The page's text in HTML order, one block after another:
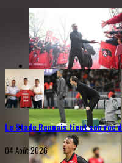
Le Stade Rennais tient son roc
04 Août 2026